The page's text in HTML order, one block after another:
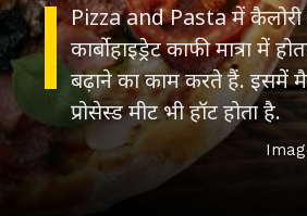
Pizza and Pasta में
कार्बोहाइड्रेट काफी मात्रा में
बढ़ाने का काम करते हैं. इसमें
प्रोसेस्ड मीट भी हॉट होता है.